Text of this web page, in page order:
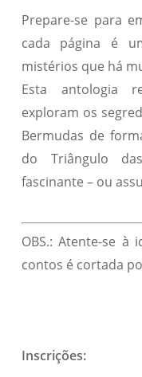
Prepare-se para
cada página é
mistérios que há
Esta antologia
exploram os
Bermudas de
do Triângulo
fascinante – ou
OBS.: Atente-se à
contos é cortada
Inscrições: